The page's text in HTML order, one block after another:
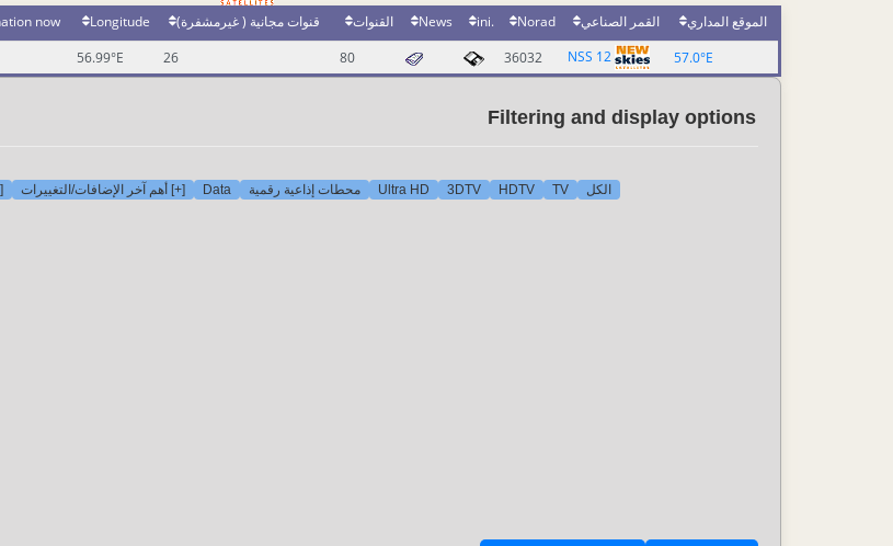
الموقع المداري القمر الصناعي Norad
.ini
News القنوات قنوات مجانية ( غيرمشفرة) Longitude
now
57.0°E
NSS 12
36032
80
26
56.99°E
Filtering and display options
الكل TV
HDTV
3DTV
Ultra HD محطات إذاعية رقمية Data [+] أهم آخر الإضافات/التغييرات